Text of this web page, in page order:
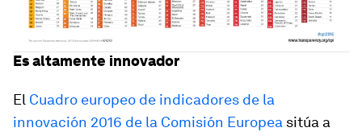
Es altamente innovador
El Cuadro europeo de indicadores de la
innovación 2016 de la Comisión Europea sitúa a